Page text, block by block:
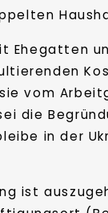
Ehegatten
vom
die
in der
ist